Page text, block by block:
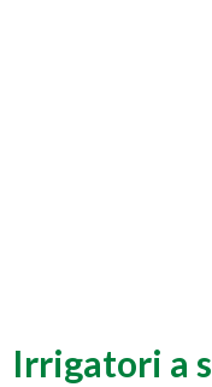
Irrigatori a